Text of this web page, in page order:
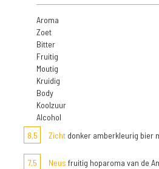
Aroma
Zoet
Bitter
Fruitig
Moutig
Kruidig
Body
Koolzuur
Alcohol
8,5
Zicht donker amberkleurig bier
7,5 Neus fruitig hoparoma van de